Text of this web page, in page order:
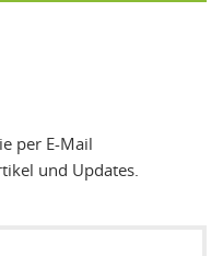
per E-Mail
und Updates.